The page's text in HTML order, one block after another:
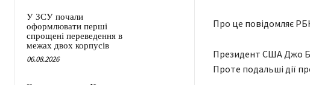
У ЗСУ почали
оформлювати перші
спрощені переведення в
межах двох корпусів
06.08.2026
Про це повідомляє
Президент США Джо
Проте подальші дії